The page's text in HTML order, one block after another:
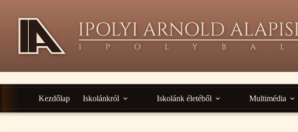
tartalomra
Kezdőlap Iskolánkról Iskolánk életéből Multimédia